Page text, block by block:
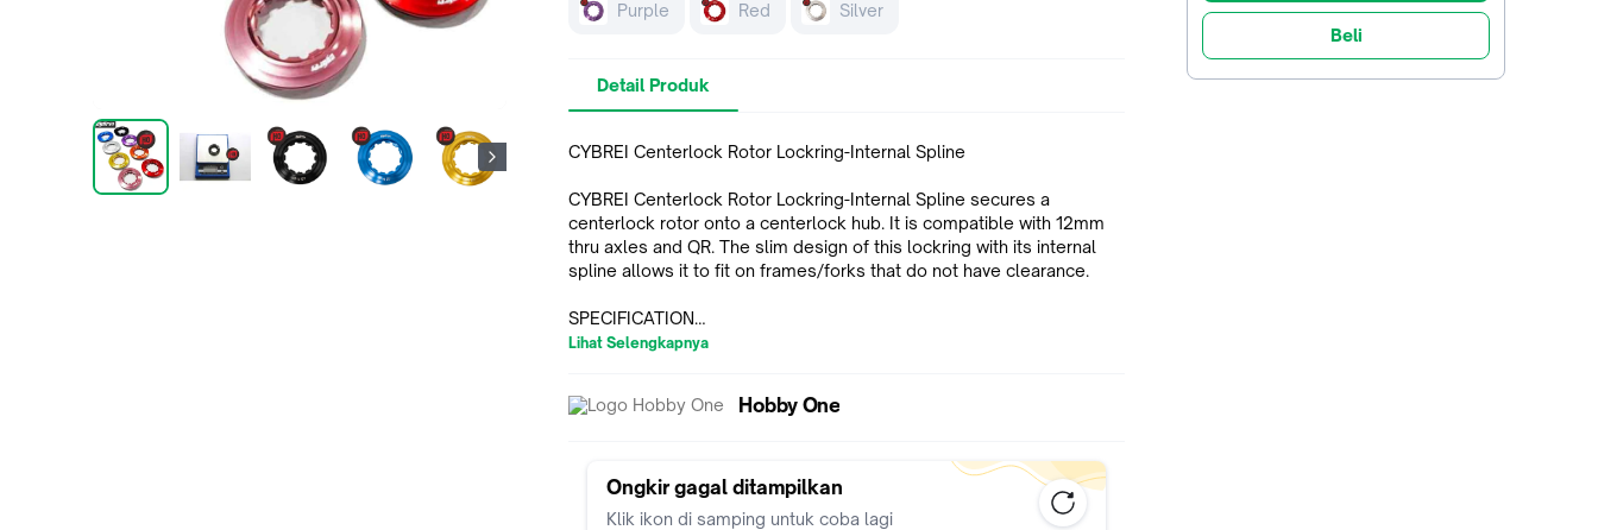
Beli
Purple Red Silver
Detail Produk
CYBREI Centerlock Rotor Lockring-Internal Spline
CYBREI Centerlock Rotor Lockring-Internal Spline secures a
centerlock rotor onto a centerlock hub. It is compatible with 12mm
thru axles and QR. The slim design of this lockring with its internal
spline allows it to fit on frames/forks that do not have clearance.
SPECIFICATION
• Weight: 7g
Jika WARNA yg dibutuhkan bisa dipilih/diclick berarti READY,
langsung diorder saja
Lihat Selengkapnya
Hobby One
Ongkir gagal ditampilkan
Klik ikon di samping untuk coba lagi